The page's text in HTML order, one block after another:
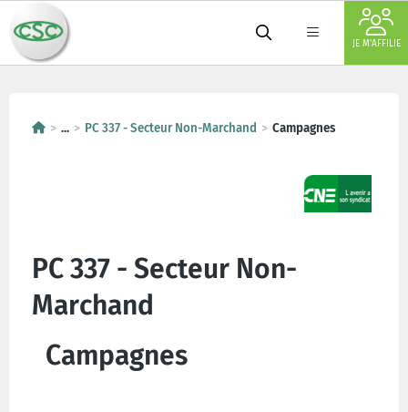
JE M'AFFILIE
... PC 337 - Secteur Non-Marchand Campagnes
PC 337 - Secteur Non-
Marchand
Campagnes